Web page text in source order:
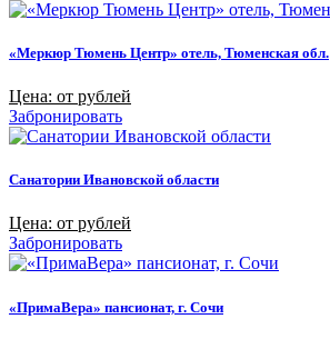
«Меркюр Тюмень Центр» отель, Тюменская обл.
Цена: от рублей
Забронировать
Санатории Ивановской области
Цена: от рублей
Забронировать
«ПримаВера» пансионат, г. Сочи